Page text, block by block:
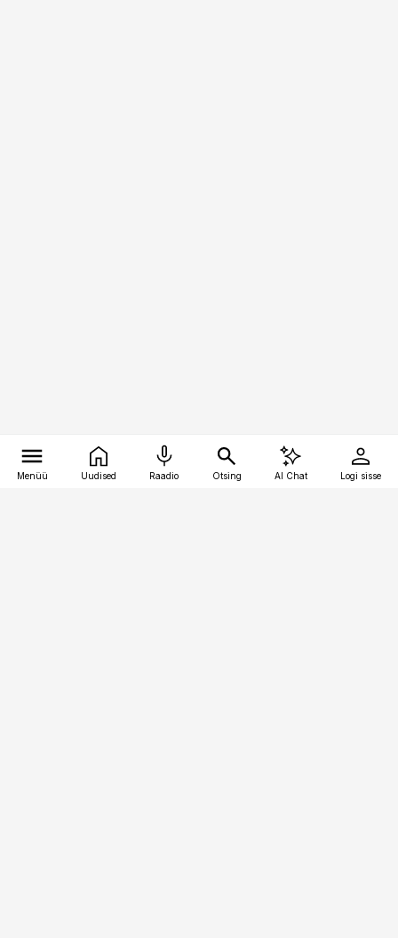
Menüü Uudised Raadio Otsing AI Chat Logi sisse